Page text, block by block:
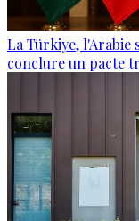
La Türkiye, l'Arabie
conclure un pacte